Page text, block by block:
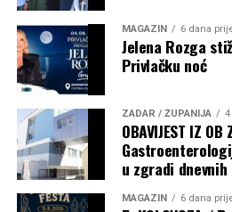
Razmatrajući navješteno
žene: „Blažena utroba koja te
MAGAZIN 6 dana
Jelena Rozga
Privlačku noć
ZADAR / ŽUPANIJA
OBAVIJEST IZ
u zgradi
MAGAZIN 6 dana